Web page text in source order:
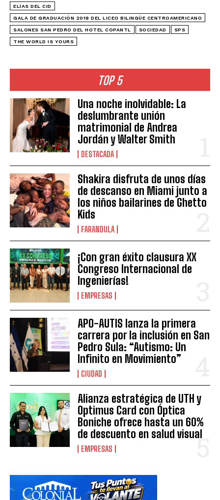
TOP 5
Una noche inolvidable: La
deslumbrante unión
matrimonial de Andrea
Jordán y Walter Smith
DESTACADA
Shakira disfruta de unos días
de descanso en Miami junto a
los niños bailarines de Ghetto
Kids
FARANDULA
¡Con gran éxito clausura XX
Congreso Internacional de
Ingenierías!
EMPRESAS
APO-AUTIS lanza la primera
carrera por la inclusión en San
Pedro Sula: “Autismo: Un
Infinito en Movimiento”
CIUDAD
Alianza estratégica de UTH y
Optimus Card con Óptica
Boniche ofrece hasta un 60%
de descuento en salud visual
EMPRESAS
ELÍAS DEL CID
GALA DE GRADUACIÓN 2019 DEL LICEO BILINGÜE CENTROAMERICANO
SALONES SAN PEDRO DEL HOTEL COPANTL SOCIEDAD SPS
THE WORLD IS YOURS